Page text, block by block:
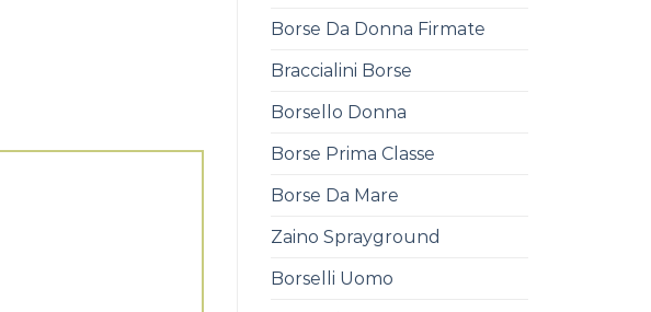
Borse Da Donna Firmate
Braccialini Borse
Borsello Donna
Borse Prima Classe
Borse Da Mare
Zaino Sprayground
Borselli Uomo